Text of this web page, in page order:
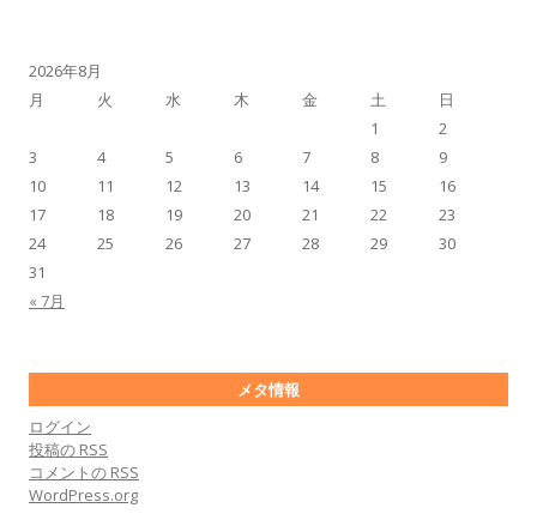
2026年8月
月
火 水 木 金 土 日
« 7月
1
2
3
4 5 6 7 8
9
10
11 12 13 14 15
16
17
18 19 20 21 22
23
24
25 26 27 28 29
30
31
メタ情報
ログイン
投稿の RSS
コメントの RSS
WordPress.org